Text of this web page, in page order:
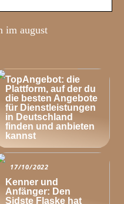
im august
TopAngebot: die
Plattform, auf der du
die besten Angebote
für Dienstleistungen
in Deutschland
finden und anbieten
kannst
17/10/2022
Kenner und
Anfänger: Den
Sidste Flaske hat